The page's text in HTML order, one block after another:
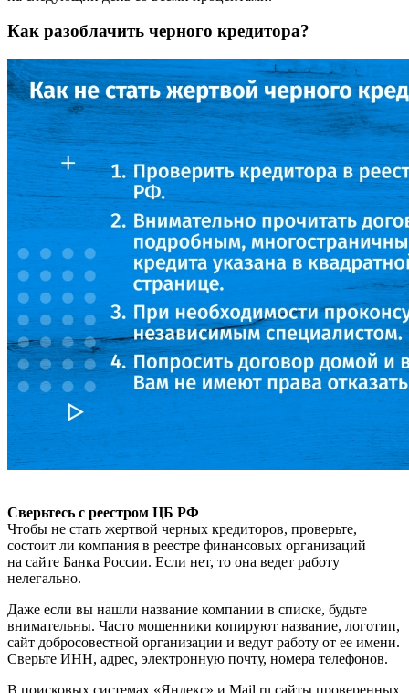
Как разоблачить черного кредитора?
Сверьтесь с реестром ЦБ РФ
Чтобы не стать жертвой черных кредиторов, проверьте,
состоит ли компания в реестре финансовых организаций
на сайте Банка России. Если нет, то она ведет работу
нелегально.
Даже если вы нашли название компании в списке, будьте
внимательны. Часто мошенники копируют название, логотип,
сайт добросовестной организации и ведут работу от ее имени.
Сверьте ИНН, адрес, электронную почту, номера телефонов.